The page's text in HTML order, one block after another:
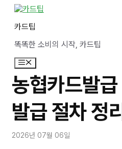
카드팁
똑똑한 소비의 시작, 카드팁
메
뉴
농협카드발
발급 절차 정리
2026년 07월 06일